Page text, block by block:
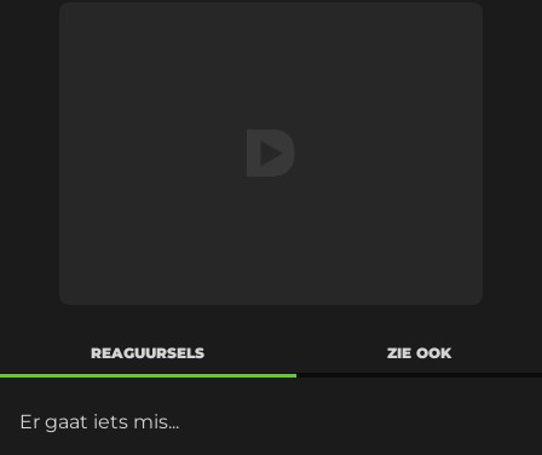
REAGUURSELS ZIE OOK
Er gaat iets mis...